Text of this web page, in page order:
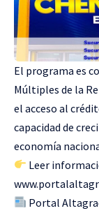
El programa es
Múltiples de la
el acceso al
capacidad de
economía
Leer
Portal